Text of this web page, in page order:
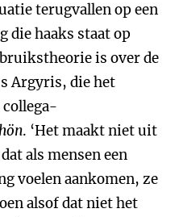
terugvallen op een
die haaks staat op
is over de
Argyris, die het
. ‘Het maakt niet uit
als mensen een
voelen aankomen, ze
alsof dat niet het